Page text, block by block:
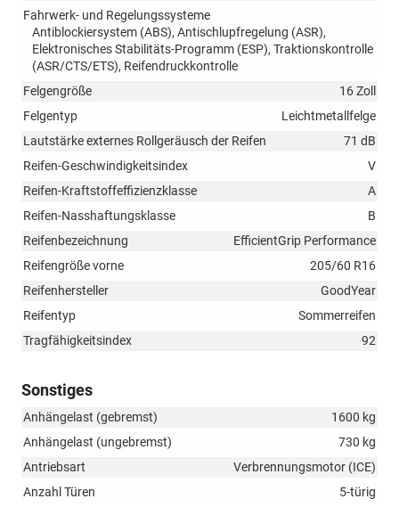
Fahrwerk- und Regelungssysteme
Antiblockiersystem (ABS), Antischlupfregelung (ASR),
Elektronisches Stabilitäts-Programm (ESP), Traktionskontrolle
(ASR/CTS/ETS), Reifendruckkontrolle
Felgengröße
16 Zoll
Felgentyp
Leichtmetallfelge
Lautstärke externes Rollgeräusch der Reifen
71 dB
Reifen-Geschwindigkeitsindex
V
Reifen-Kraftstoffeffizienzklasse
A
Reifen-Nasshaftungsklasse
B
Reifenbezeichnung
EfficientGrip Performance
Reifengröße vorne
205/60 R16
Reifenhersteller
GoodYear
Reifentyp
Sommerreifen
Tragfähigkeitsindex
92
Sonstiges
Anhängelast (gebremst)
1600 kg
Anhängelast (ungebremst)
730 kg
Antriebsart
Verbrennungsmotor (ICE)
Anzahl Türen
5-türig